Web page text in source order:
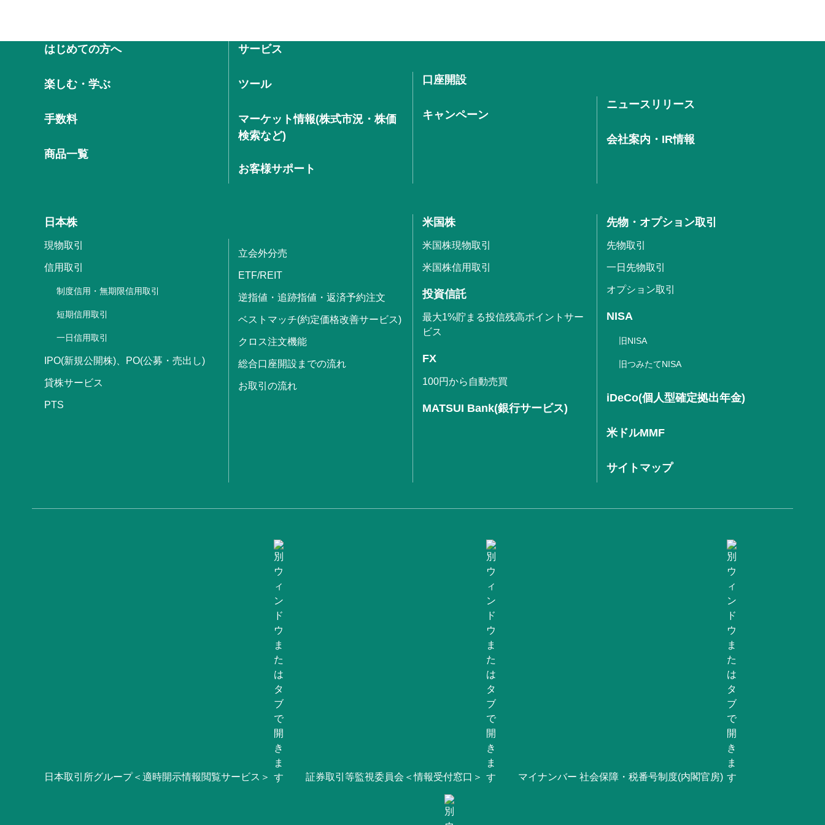
はじめての方へ
楽しむ・学ぶ
手数料
商品一覧
サービス
ツール
マーケット情報(株式市況・株価
検索など)
お客様サポート
口座開設
キャンペーン
ニュースリリース
会社案内・IR情報
日本株
現物取引
信用取引
制度信用・無期限信用取引
短期信用取引
一日信用取引
IPO(新規公開株)、PO(公募・売出し)
貸株サービス
PTS
立会外分売
ETF/REIT
逆指値・追跡指値・返済予約注文
ベストマッチ(約定価格改善サービス)
クロス注文機能
総合口座開設までの流れ
お取引の流れ
米国株
米国株現物取引
米国株信用取引
投資信託
最大1%貯まる投信残高ポイントサー
ビス
FX
100円から自動売買
MATSUI Bank(銀行サービス)
先物・オプション取引
先物取引
一日先物取引
オプション取引
NISA
旧NISA
旧つみたてNISA
iDeCo(個人型確定拠出年金)
米ドルMMF
サイトマップ
日本取引所グループ＜適時開示情報閲覧サービス＞ 証券取引等監視委員会＜情報受付窓口＞ マイナンバー 社会保障・税番号制度(内閣官房)